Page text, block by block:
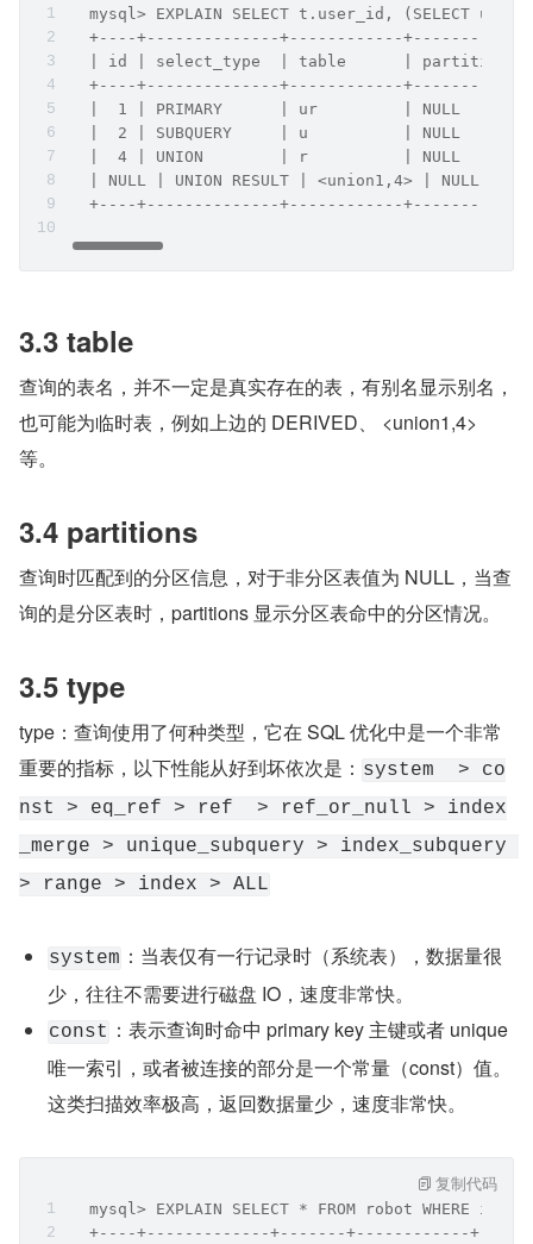
mysql> EXPLAIN SELECT t.user_id, (SELECT u.id
+----+--------------+------------
| id | select_type  | table      | partitions
+----+--------------+------------
|  1 | PRIMARY      | ur         | NULL
|  2 | SUBQUERY     | u          | NULL
|  4 | UNION        | r          | NULL
| NULL | UNION RESULT | <union1,4> | NULL
+----+--------------+------------
3.3 table
查询的表名，并不一定是真实存在的表，有别名显示别名，
也可能为临时表，例如上边的 DERIVED、 <union1,4>
等。
3.4 partitions
查询时匹配到的分区信息，对于非分区表值为 NULL，当查
询的是分区表时，partitions 显示分区表命中的分区情况。
3.5 type
type：查询使用了何种类型，它在 SQL 优化中是一个非常
重要的指标，以下性能从好到坏依次是： system  > co
nst > eq_ref > ref  > ref_or_null > index
_merge > unique_subquery > index_subquery
> range > index > ALL
system ：当表仅有一行记录时（系统表），数据量很
少，往往不需要进行磁盘 IO，速度非常快。
const ：表示查询时命中 primary key 主键或者 unique
唯一索引，或者被连接的部分是一个常量（const）值。
这类扫描效率极高，返回数据量少，速度非常快。
mysql> EXPLAIN SELECT * FROM robot WHERE id =
+----+-------------+-------+------------
复制代码